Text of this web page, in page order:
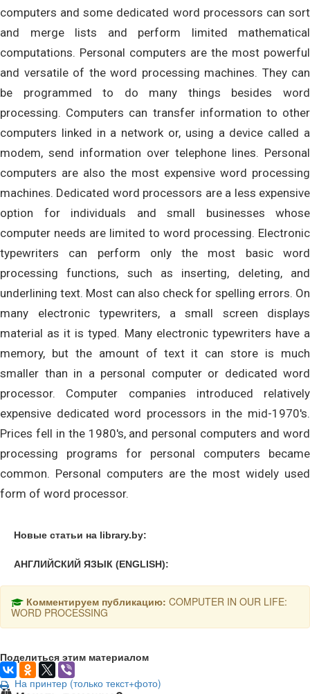
computers and some dedicated word processors can sort
and merge lists and perform limited mathematical
computations. Personal computers are the most powerful
and versatile of the word processing machines. They can
be programmed to do many things besides word
processing. Computers can transfer information to other
computers linked in a network or, using a device called a
modem, send information over telephone lines. Personal
computers are also the most expensive word processing
machines. Dedicated word processors are a less expensive
option for individuals and small businesses whose
computer needs are limited to word processing. Electronic
typewriters can perform only the most basic word
processing functions, such as inserting, deleting, and
underlining text. Most can also check for spelling errors. On
many electronic typewriters, a small screen displays
material as it is typed. Many electronic typewriters have a
memory, but the amount of text it can store is much
smaller than in a personal computer or dedicated word
processor. Computer companies introduced relatively
expensive dedicated word processors in the mid-1970's.
Prices fell in the 1980's, and personal computers and word
processing programs for personal computers became
common. Personal computers are the most widely used
form of word processor.
Новые статьи на library.by:
АНГЛИЙСКИЙ ЯЗЫК (ENGLISH):
Комментируем публикацию: COMPUTER IN OUR LIFE:
WORD PROCESSING
Поделиться этим материалом
На принтер (только текст+фото)